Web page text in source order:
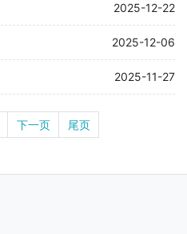
2025-12-22
2025-12-06
2025-11-27
下一页 尾页